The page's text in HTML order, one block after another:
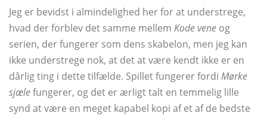
Jeg er bevidst i almindelighed her for at understrege,
hvad der forblev det samme mellem Kode vene og
serien, der fungerer som dens skabelon, men jeg kan
ikke understrege nok, at det at være kendt ikke er en
dårlig ting i dette tilfælde. Spillet fungerer fordi Mørke
sjælefungerer, og det er ærligt talt en temmelig lille
synd at være en meget kapabel kopi af et af de bedste